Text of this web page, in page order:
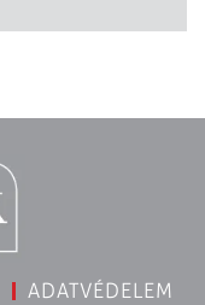
ADATVÉDELEM